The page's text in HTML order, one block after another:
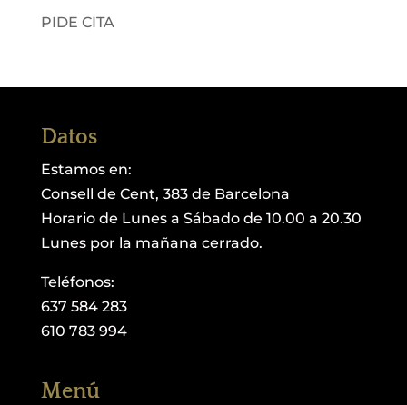
PIDE CITA
Datos
Estamos en:
Consell de Cent, 383 de Barcelona
Horario de Lunes a Sábado de 10.00 a 20.30
Lunes por la mañana cerrado.
Teléfonos:
637 584 283
610 783 994
Menú